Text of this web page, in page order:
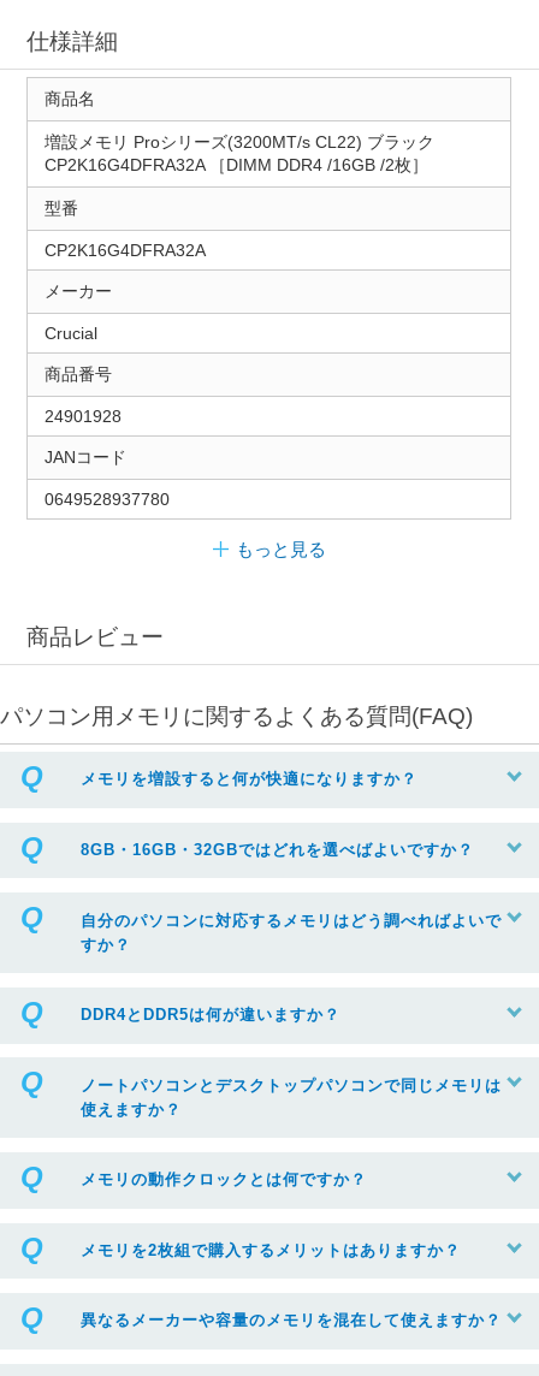
仕様詳細
商品名
増設メモリ Proシリーズ(3200MT/s CL22) ブラック
CP2K16G4DFRA32A ［DIMM DDR4 /16GB /2枚］
型番
CP2K16G4DFRA32A
メーカー
Crucial
商品番号
24901928
JANコード
0649528937780
もっと見る
商品レビュー
パソコン用メモリに関するよくある質問(FAQ)
メモリを増設すると何が快適になりますか？
8GB・16GB・32GBではどれを選べばよいですか？
自分のパソコンに対応するメモリはどう調べればよいで
すか？
DDR4とDDR5は何が違いますか？
ノートパソコンとデスクトップパソコンで同じメモリは
使えますか？
メモリの動作クロックとは何ですか？
メモリを2枚組で購入するメリットはありますか？
異なるメーカーや容量のメモリを混在して使えますか？